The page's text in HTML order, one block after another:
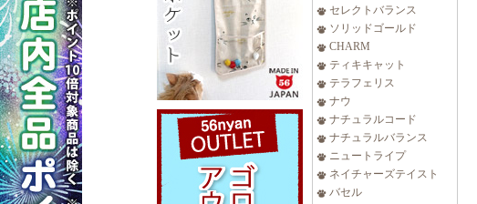
セレクトバランス
ソリッドゴールド
CHARM
ティキキャット
テラフェリス
ナウ
ナチュラルコード
ナチュラルバランス
ニュートライプ
ネイチャーズテイスト
バセル